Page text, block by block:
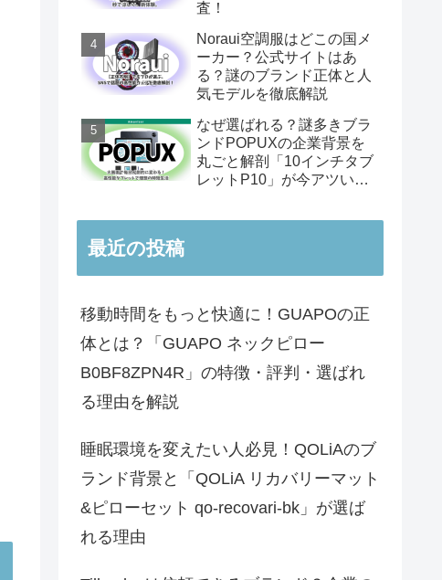
査！
Noraui空調服はどこの国メ
ーカー？公式サイトはあ
る？謎のブランド正体と人
気モデルを徹底解説
なぜ選ばれる？謎多きブラ
ンドPOPUXの企業背景を
丸ごと解剖「10インチタブ
レットP10」が今アツい理
最近の投稿
移動時間をもっと快適に！GUAPOの正
体とは？「GUAPO ネックピロー
B0BF8ZPN4R」の特徴・評判・選ばれ
る理由を解説
睡眠環境を変えたい人必見！QOLiAのブ
ランド背景と「QOLiA リカバリーマット
&ピローセット qo-recovari-bk」が選ば
れる理由